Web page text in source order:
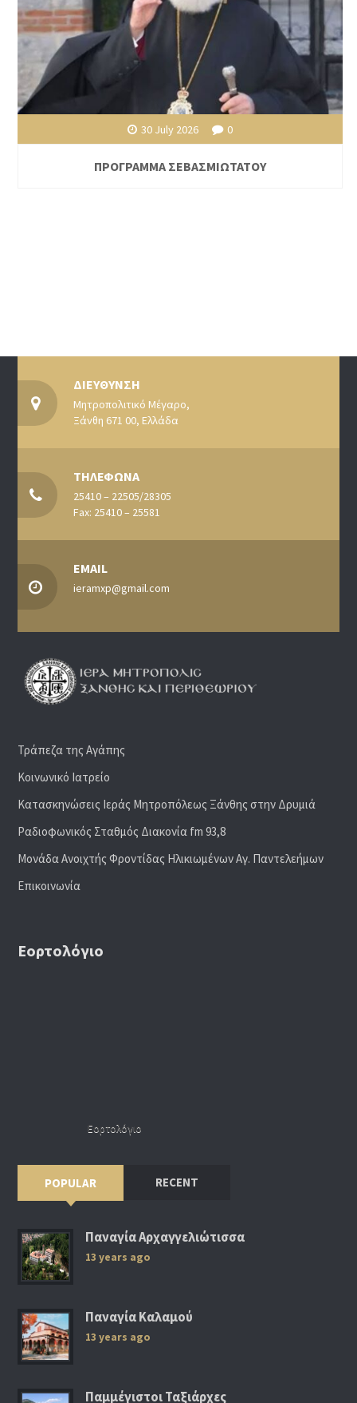
30 July 2026 0
ΠΡΟΓΡΑΜΜΑ ΣΕΒΑΣΜΙΩΤΑΤΟΥ
ΔΙΕΥΘΥΝΣΗ
Μητροπολιτικό Μέγαρο,
Ξάνθη 671 00, Ελλάδα
ΤΗΛΕΦΩΝΑ
25410 – 22505/28305
Fax: 25410 – 25581
EMAIL
ieramxp@gmail.com
Τράπεζα της Αγάπης
Κοινωνικό Ιατρείο
Κατασκηνώσεις Ιεράς Μητροπόλεως Ξάνθης στην Δρυμιά
Ραδιoφωνικός Σταθμός Διακονία fm 93,8
Μονάδα Ανοιχτής Φροντίδας Ηλικιωμένων Αγ. Παντελεήμων
Επικοινωνία
Εορτολόγιο
Εορτολόγιο
POPULAR RECENT
Παναγία Αρχαγγελιώτισσα
13 years ago
Παναγία Καλαμού
13 years ago
Παμμέγιστοι Ταξιάρχες